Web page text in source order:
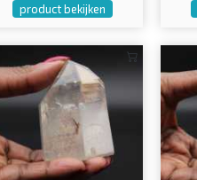
product bekijken